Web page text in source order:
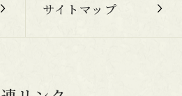
サイトマップ